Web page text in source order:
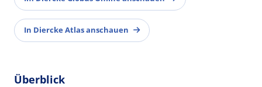
In Diercke Atlas anschauen
Überblick